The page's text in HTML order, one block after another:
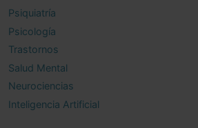
Psiquiatría
Psicología
Trastornos
Salud Mental
Neurociencias
Inteligencia Artificial